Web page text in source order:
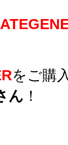
をご購
ん ！